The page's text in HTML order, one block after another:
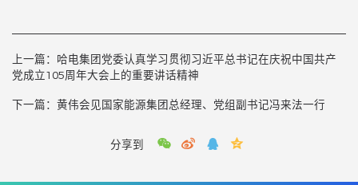
上一篇： 哈电集团党委认真学习贯彻习近平总书记在庆祝中国共产
党成立105周年大会上的重要讲话精神
下一篇： 黄伟会见国家能源集团总经理、党组副书记冯来法一行
分享到